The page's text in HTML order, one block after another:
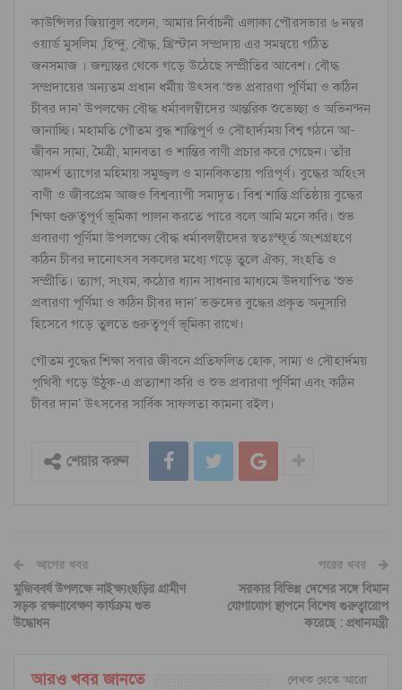
কাউন্সিলর জিয়াবুল বলেন, আমার নির্বাচনী এলাকা পৌরসভার ৬ নম্বর
ওয়ার্ড মুসলিম ,হিন্দু, বৌদ্ধ, খ্রিস্টান সম্প্রদায় এর সমন্বয়ে গঠিত
জনসমাজ । জন্মান্তর থেকে গড়ে উঠেছে সম্প্রীতিৱ আবেশ। বৌদ্ধ
সম্প্রদায়ের অন্যতম প্রধান ধর্মীয় উৎসব ‘শুভ প্রবারণা পূর্ণিমা ও কঠিন
চীবর দান’ উপলক্ষ্যে বৌদ্ধ ধর্মাবলম্বীদের আন্তরিক শুভেচ্ছা ও অভিনন্দন
জানাচ্ছি। মহামতি গৌতম বুদ্ধ শান্তিপূর্ণ ও সৌহার্দ্যময় বিশ্ব গঠনে আ-
জীবন সাম্য, মৈত্রী, মানবতা ও শান্তির বাণী প্রচার করে গেছেন। তাঁর
আদর্শ ত্যাগের মহিমায় সমুজ্জ্বল ও মানবিকতায় পরিপূর্ণ। বুদ্ধের অহিংস
বাণী ও জীবপ্রেম আজও বিশ্বব্যাপী সমাদৃত। বিশ্ব শান্তি প্রতিষ্ঠায় বুদ্ধের
শিক্ষা গুরুত্বপূর্ণ ভূমিকা পালন করতে পারে বলে আমি মনে করি। শুভ
প্রবারণা পূর্ণিমা উপলক্ষ্যে বৌদ্ধ ধর্মাবলম্বীদের স্বতঃস্ফূর্ত অংশগ্রহণে
কঠিন চীবর দানোৎসব সকলের মধ্যে গড়ে তুলে ঐক্য, সংহতি ও
সম্প্রীতি। ত্যাগ, সংযম, কঠোর ধ্যান সাধনার মাধ্যমে উদযাপিত ‘শুভ
প্রবারণা পূর্ণিমা ও কঠিন চীবর দান’ ভক্তদের বুদ্ধের প্রকৃত অনুসারি
হিসেবে গড়ে তুলতে গুরুত্বপূর্ণ ভূমিকা রাখে।
গৌতম বুদ্ধের শিক্ষা সবার জীবনে প্রতিফলিত হোক, সাম্য ও সৌহার্দময়
পৃথিবী গড়ে উঠুক-এ প্রত্যাশা করি ও শুভ প্রবারণা পূর্ণিমা এবং কঠিন
চীবর দান’ উৎসবের সার্বিক সাফলতা কামনা ৱইল।
শেয়ার করুন
আগের খবর
মুজিববর্ষ উপলক্ষে নাইক্ষ্যংছড়ির গ্রামীণ
সড়ক রক্ষণাবেক্ষণ কার্যক্রম শুভ
উদ্ধোধন
পরের খবর
সরকার বিভিন্ন দেশের সঙ্গে বিমান
যোগাযোগ স্থাপনে বিশেষ গুরুত্বারোপ
করেছে : প্রধানমন্ত্রী
আরও খবর জানতে লেখক থেকে আরো